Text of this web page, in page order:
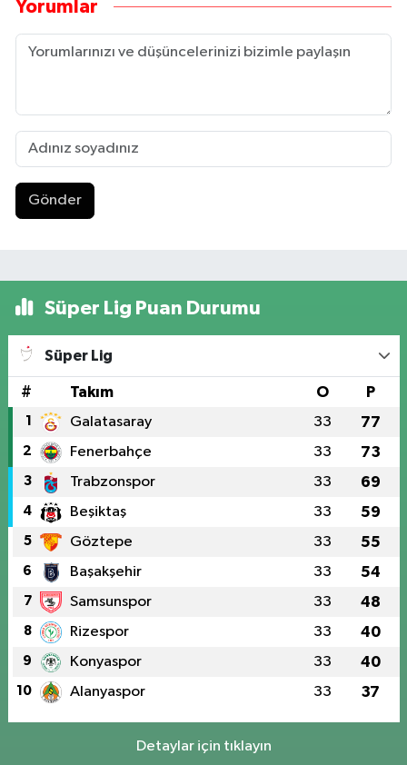
Yorumlar
Gönder
Süper Lig Puan Durumu
Süper Lig
# Takım O P
1 Galatasaray 33 77
2 Fenerbahçe 33 73
3 Trabzonspor 33 69
4 Beşiktaş 33 59
5 Göztepe 33 55
6 Başakşehir 33 54
7 Samsunspor 33 48
8 Rizespor 33 40
9 Konyaspor 33 40
10 Alanyaspor 33 37
Detaylar için tıklayın